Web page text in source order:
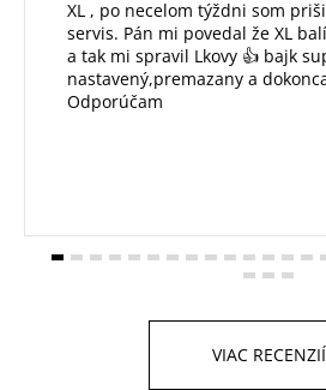
XL , po necelom týždni som
servis. Pán mi povedal že XL
a tak mi spravil Lkovy 👍 bajk
nastavený,premazany a
Odporúčam
VIAC RECENZIÍ